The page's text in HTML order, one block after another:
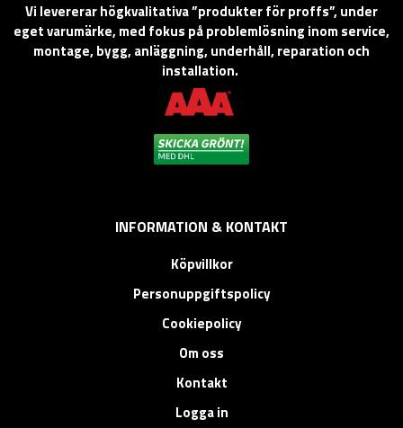
Vi levererar högkvalitativa ”produkter för proffs”, under
eget varumärke, med fokus på problemlösning inom service,
montage, bygg, anläggning, underhåll, reparation och
installation.
INFORMATION & KONTAKT
Köpvillkor
Personuppgiftspolicy
Cookiepolicy
Om oss
Kontakt
Logga in